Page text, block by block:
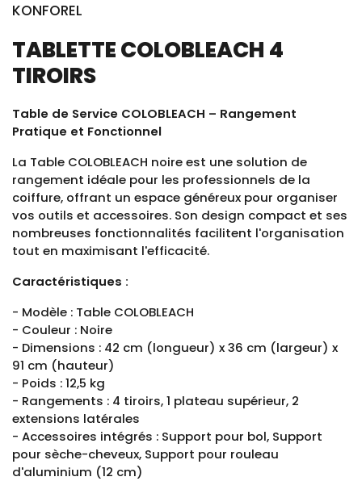
KONFOREL
TABLETTE COLOBLEACH 4
TIROIRS
Table de Service COLOBLEACH – Rangement
Pratique et Fonctionnel
La Table COLOBLEACH noire est une solution de
rangement idéale pour les professionnels de la
coiffure, offrant un espace généreux pour organiser
vos outils et accessoires. Son design compact et ses
nombreuses fonctionnalités facilitent l'organisation
tout en maximisant l'efficacité.
Caractéristiques :
- Modèle : Table COLOBLEACH
- Couleur : Noire
- Dimensions : 42 cm (longueur) x 36 cm (largeur) x
91 cm (hauteur)
- Poids : 12,5 kg
- Rangements : 4 tiroirs, 1 plateau supérieur, 2
extensions latérales
- Accessoires intégrés : Support pour bol, Support
pour sèche-cheveux, Support pour rouleau
d'aluminium (12 cm)